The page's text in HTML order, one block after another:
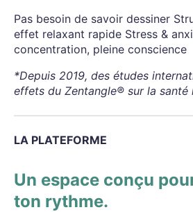
Pas besoin de savoir dessiner
effet relaxant rapide Stress &
concentration, pleine conscience
*Depuis 2019, des études
effets du Zentangle® sur la santé
LA PLATEFORME
Un espace conçu
ton rythme.